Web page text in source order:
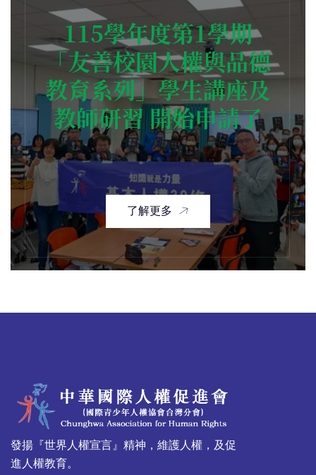
115學年度第1學期
「友善校園人權與品德
教育系列」學生講座及
教師研習 開始申請了
了解更多
發揚『世界人權宣言』精神，維護人權，及促
進人權教育。